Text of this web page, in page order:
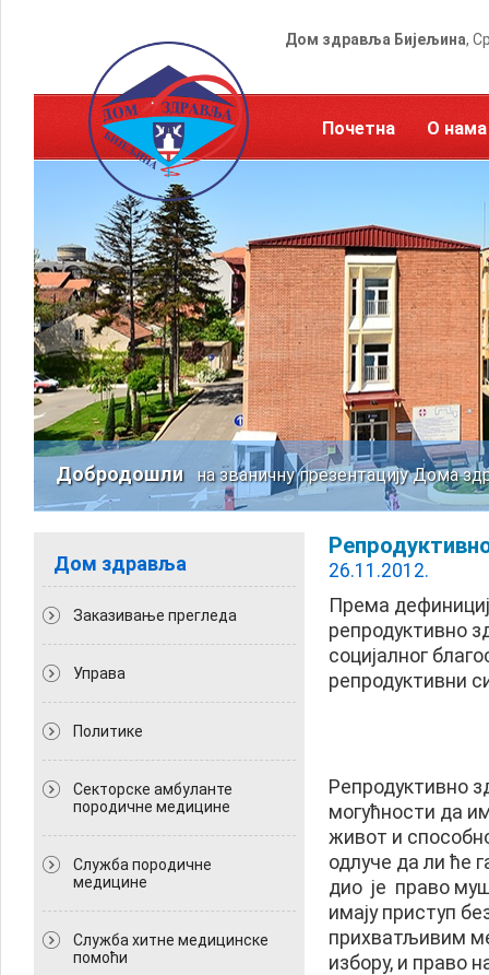
Дом здравља Бијељина,
Почетна О нама
Добродошлина званичну презентацију Дома
Дом здравља
Заказивање прегледа
Управа
Политикe
Секторске амбуланте
породичне медицине
Служба породичне
медицине
Служба хитне медицинске
помоћи
26.11.2012.
Према
репродуктивно
социјалног
репродуктивни
Репродуктивно
могућности да
живот и
одлуче да ли ће
дио је право
имају приступ
прихватљивим
избору, и право